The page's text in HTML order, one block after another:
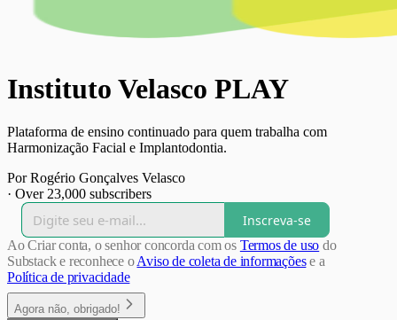
Instituto Velasco PLAY
Plataforma de ensino continuado para quem trabalha com
Harmonização Facial e Implantodontia.
Por Rogério Gonçalves Velasco
· Over 23,000 subscribers
Inscreva-se
Ao Criar conta, o senhor concorda com os Termos de uso do
Substack e reconhece oAviso de coleta de informaçõese a
Política de privacidade
Agora não, obrigado!